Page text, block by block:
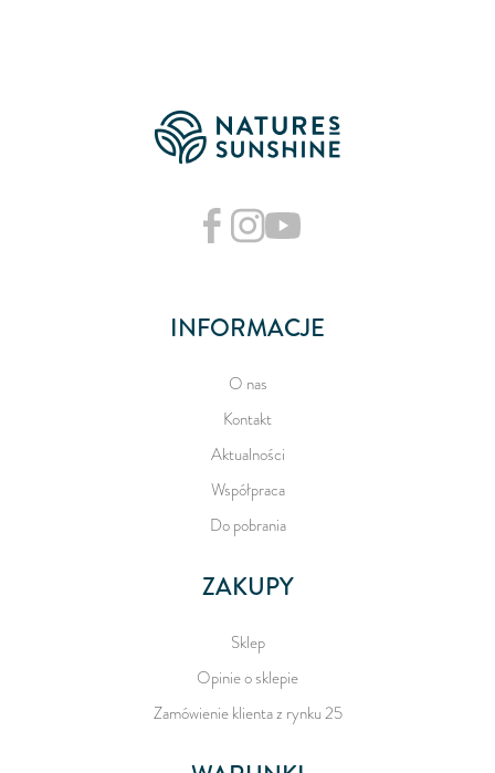
INFORMACJE
O nas
Kontakt
Aktualności
Współpraca
Do pobrania
ZAKUPY
Sklep
Opinie o sklepie
Zamówienie klienta z rynku 25